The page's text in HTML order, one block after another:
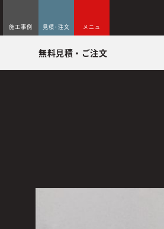
施工事例 見積･注文 メニュ
無料見積・ご注文